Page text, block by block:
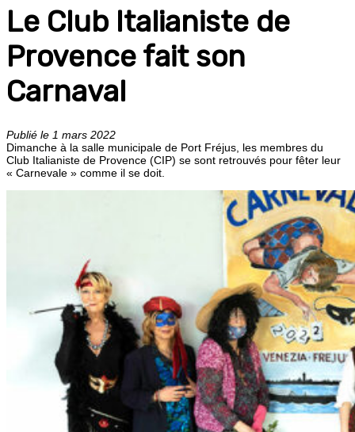
Le Club Italianiste de
Provence fait son
Carnaval
Publié le 1 mars 2022
Dimanche à la salle municipale de Port Fréjus, les membres du
Club Italianiste de Provence (CIP) se sont retrouvés pour fêter leur
« Carnevale » comme il se doit.